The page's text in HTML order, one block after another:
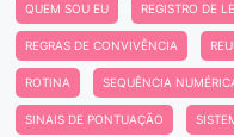
QUEM SOU EU REGISTRO DE
REGRAS DE CONVIVÊNCIA
ROTINA SEQUÊNCIA
SINAIS DE PONTUAÇÃO